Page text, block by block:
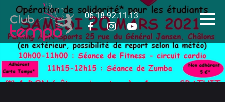
06.18.92.11.13